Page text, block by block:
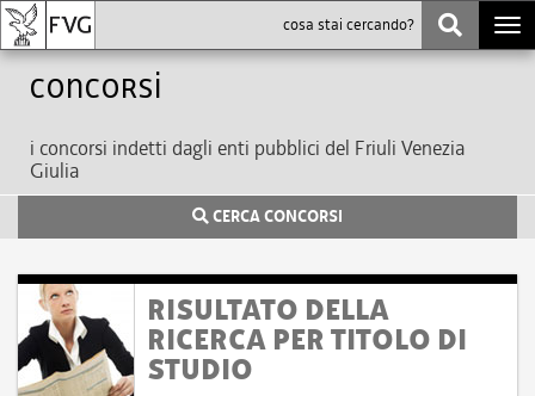
Concorsi
i concorsi indetti dagli enti pubblici del Friuli Venezia
Giulia
CERCA CONCORSI
RISULTATO DELLA
RICERCA PER TITOLO DI
STUDIO